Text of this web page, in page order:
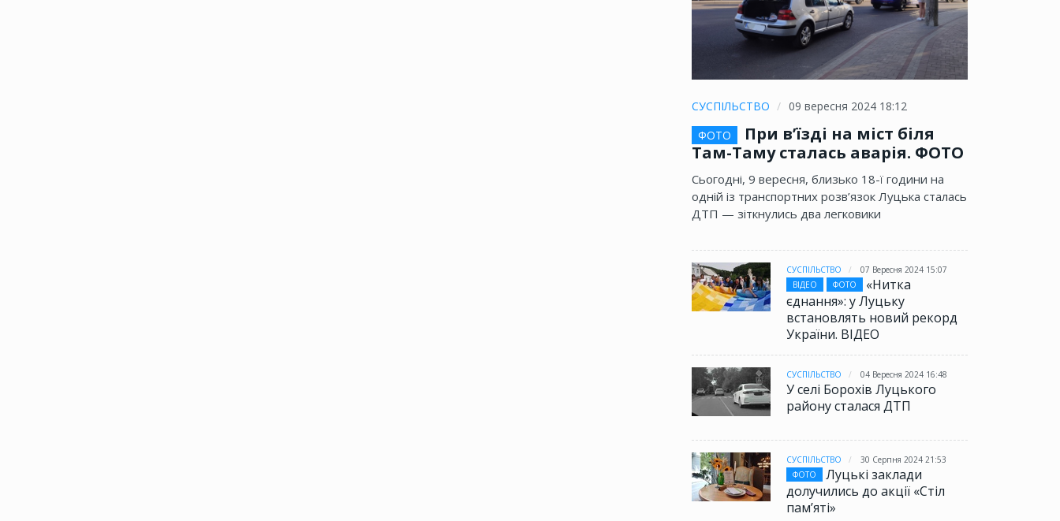
СУСПІЛЬСТВО
09 вересня 2024 18:12
ФОТО
При в’їзді на міст біля
Там-Таму сталась аварія. ФОТО
Сьогодні, 9 вересня, близько 18-ї години на
одній із транспортних розв’язок Луцька сталась
ДТП — зіткнулись два легковики
СУСПІЛЬСТВО
07 Вересня 2024 15:07
ВІДЕО
ФОТО
«Нитка
єднання»: у Луцьку
встановлять новий рекорд
України. ВІДЕО
СУСПІЛЬСТВО 04 Вересня 2024 16:48
У селі Борохів Луцького
району сталася ДТП
СУСПІЛЬСТВО
30 Серпня 2024 21:53
ФОТО
Луцькі заклади
долучились до акції «Стіл
памʼяті»